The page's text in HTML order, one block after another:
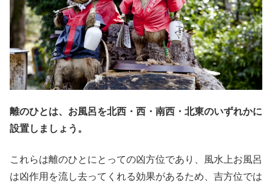
離のひとは、お風呂を北西・西・南西・北東のいずれかに
設置しましょう。
これらは離のひとにとっての凶方位であり、風水上お風呂
は凶作用を流し去ってくれる効果があるため、吉方位では